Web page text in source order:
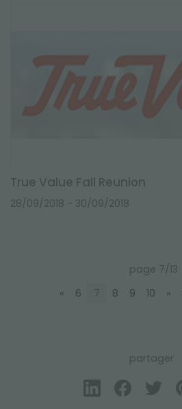
True Value Fall Reunion
28/09/2018 - 30/09/2018
page 7/13
«
6 7 8 9 10 »
partager